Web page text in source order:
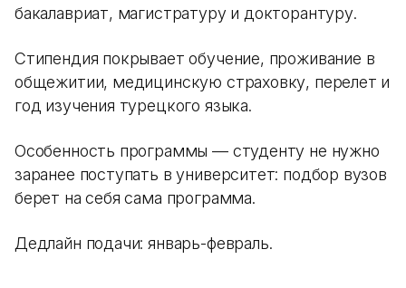
бакалавриат, магистратуру и докторантуру.
Стипендия покрывает обучение, проживание в
общежитии, медицинскую страховку, перелет и
год изучения турецкого языка.
Особенность программы — студенту не нужно
заранее поступать в университет: подбор вузов
берет на себя сама программа.
Дедлайн подачи: январь-февраль.